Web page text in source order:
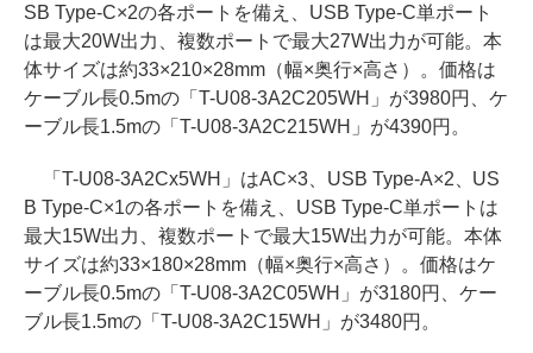
SB Type-C×2の各ポートを備え、USB Type-C単ポート
は最大20W出力、複数ポートで最大27W出力が可能。本
体サイズは約33×210×28mm（幅×奥行×高さ）。価格は
ケーブル長0.5mの「T-U08-3A2C205WH」が3980円、ケ
ーブル長1.5mの「T-U08-3A2C215WH」が4390円。
「T-U08-3A2Cx5WH」はAC×3、USB Type-A×2、US
B Type-C×1の各ポートを備え、USB Type-C単ポートは
最大15W出力、複数ポートで最大15W出力が可能。本体
サイズは約33×180×28mm（幅×奥行×高さ）。価格はケ
ーブル長0.5mの「T-U08-3A2C05WH」が3180円、ケー
ブル長1.5mの「T-U08-3A2C15WH」が3480円。